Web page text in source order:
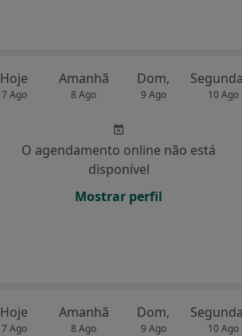
Hoje
7 Ago
Amanhã
8 Ago
Dom,
9 Ago 10 Ago
O agendamento online não está
disponível
Mostrar perfil
Hoje
7 Ago
Amanhã
8 Ago
Dom,
9 Ago 10 Ago